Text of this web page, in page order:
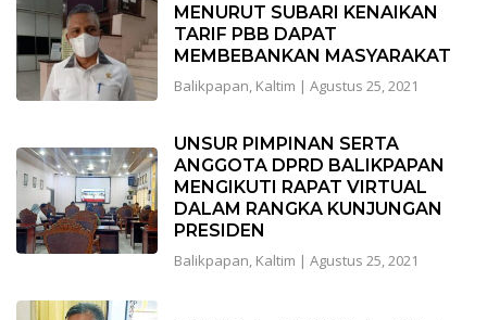
MENURUT SUBARI KENAIKAN
TARIF PBB DAPAT
MEMBEBANKAN MASYARAKAT
Balikpapan Kaltim | Agustus 25, 2021
UNSUR PIMPINAN SERTA
ANGGOTA DPRD BALIKPAPAN
MENGIKUTI RAPAT VIRTUAL
DALAM RANGKA KUNJUNGAN
PRESIDEN
Balikpapan, Kaltim | Agustus 25, 2021